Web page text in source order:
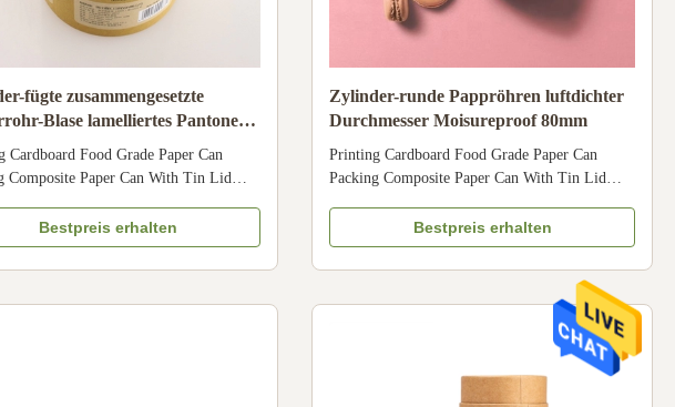
fügte zusammengesetzte
Blase lamelliertes Pantone-
ein
Cardboard Food Grade Paper Can
Composite Paper Can With Tin Lid
Pantone color, customized Material Art
paper/fancy paper, kraft paper,
Logo Full color, golden hot stamping,
Bestpreis erhalten
Zylinder-runde Pappröhren luftdichter
Durchmesser Moisureproof 80mm
Printing Cardboard Food Grade Paper Can
Packing Composite Paper Can With Tin Lid
CMYK, Pantone color, customized Material Art
paper/ special paper/fancy paper, kraft paper,
cardboard Logo Full color, golden hot stamping,
Bestpreis erhalten